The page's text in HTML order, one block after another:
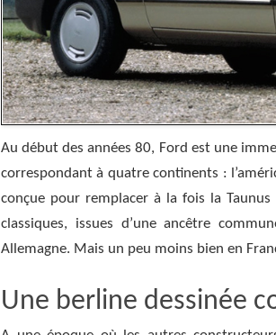
Au début des années 80, Ford est une
correspondant à quatre continents :
conçue pour remplacer à la fois la Taunus
classiques, issues d’une ancêtre
Allemagne. Mais un peu moins bien en
Une berline dessinée